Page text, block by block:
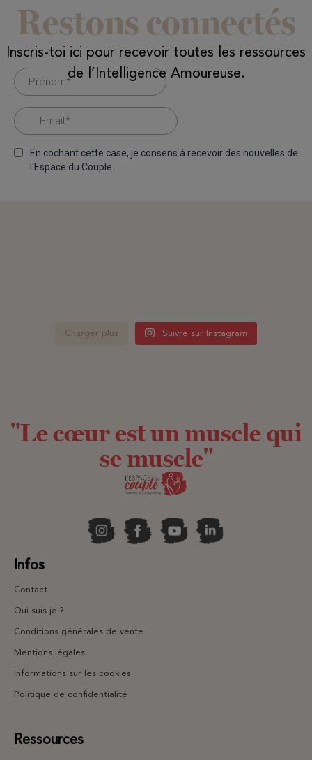
Restons connectés
Inscris-toi ici pour recevoir toutes les ressources
de l’Intelligence Amoureuse.
Charger plus Suivre sur Instagram
"Le cœur est un muscle qui
se muscle"
Infos
Contact
Qui suis-je ?
Conditions générales de vente
Mentions légales
Informations sur les cookies
Politique de confidentialité
Ressources